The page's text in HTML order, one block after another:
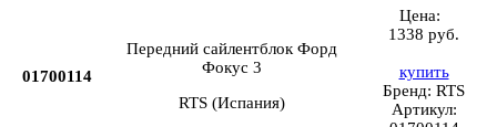
01700114
Передний сайлентблок Форд
Фокус 3
RTS (Испания)
Цена:
1338 руб.
купить
Бренд: RTS
Артикул: